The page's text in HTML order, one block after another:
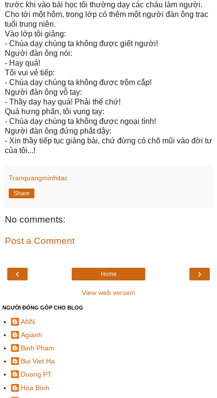
trước khi vào bài học tôi thường dạy các cháu làm người.
Cho tới một hôm, trong lớp có thêm một người đàn ông trạc
tuổi trung niên.
Vào lớp tôi giảng:
- Chúa dạy chúng ta không được giết người!
Người đàn ông nói:
- Hay quá!
Tôi vui vẻ tiếp:
- Chúa dạy chúng ta không được trộm cắp!
Người đàn ông vỗ tay:
- Thầy dạy hay quá! Phải thế chứ!
Quá hưng phấn, tôi vung tay:
- Chúa dạy chúng ta không được ngoại tình!
Người đàn ông đứng phắt dậy:
- Xin thầy tiếp tục giảng bài, chứ đừng có chõ mũi vào đời tư
của tôi...!
Tranquangminhitac
Share
No comments:
Post a Comment
‹ ›
Home
View web version
NGƯỜI ĐÓNG GÓP CHO BLOG
ANN
Agiành
Binh Pham
Bui Viet Ha
Duong PT
Hòa Bình